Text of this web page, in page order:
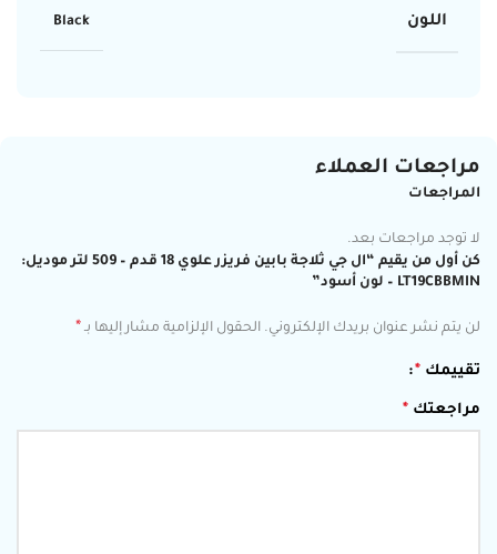
اللون Black
مراجعات العملاء
المراجعات
لا توجد مراجعات بعد.
كن أول من يقيم “ال جي ثلاجة بابين فريزر علوي 18 قدم – 509 لتر موديل:
LT19CBBMIN – لون أسود”
لن يتم نشر عنوان بريدك الإلكتروني. الحقول الإلزامية مشار إليها بـ *
تقييمك *
مراجعتك *